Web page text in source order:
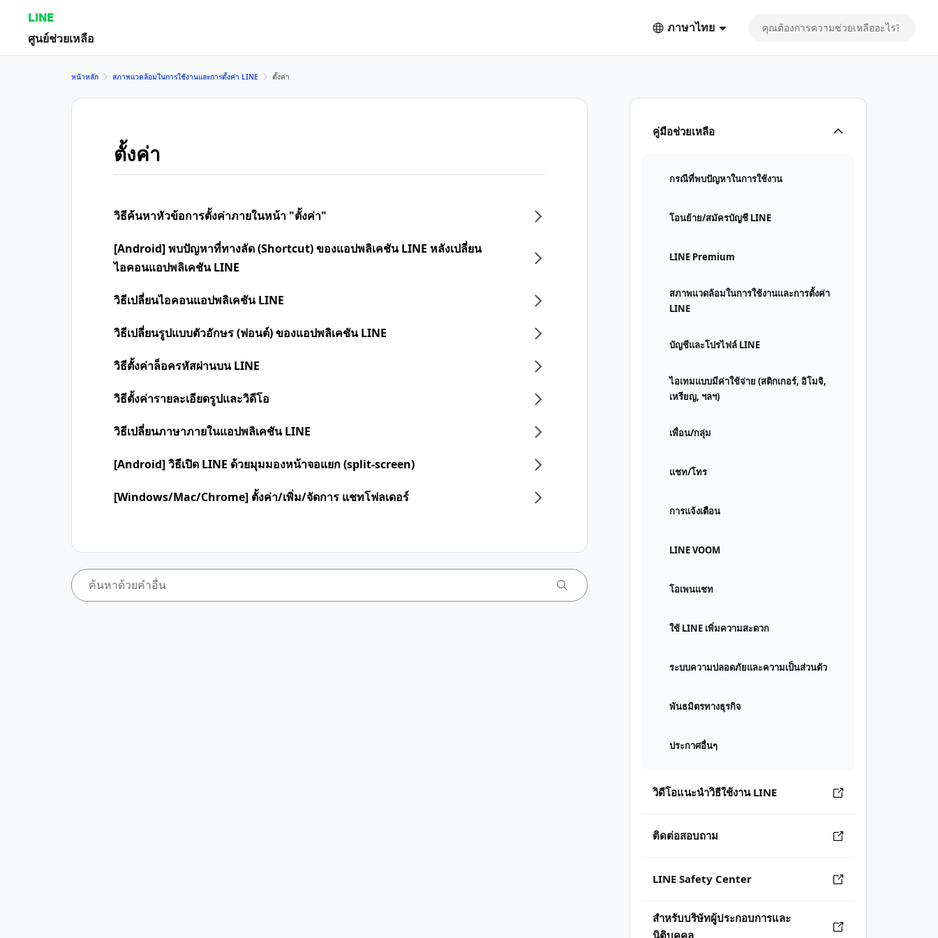
LINE
ศูนย์ช่วยเหลือ
ภาษาไทย
คู่มือช่วยเหลือ
กรณีที่พบปัญหาในการใช้งาน
โอนย้าย/สมัครบัญชี LINE
LINE Premium
สภาพแวดล้อมในการใช้งานและการตั้งค่า
LINE
บัญชีและโปรไฟล์ LINE
ไอเทมแบบมีค่าใช้จ่าย (สติกเกอร์, อิโมจิ,
เหรียญ, ฯลฯ)
เพื่อน/กลุ่ม
แชท/โทร
การแจ้งเตือน
LINE VOOM
โอเพนแชท
ใช้ LINE เพิ่มความสะดวก
ระบบความปลอดภัยและความเป็นส่วนตัว
พันธมิตรทางธุรกิจ
ประกาศอื่นๆ
วิดีโอแนะนำวิธีใช้งาน LINE
ติดต่อสอบถาม
LINE Safety Center
สำหรับบริษัทผู้ประกอบการและ
นิติบุคคล
หน้าหลัก สภาพแวดล้อมในการใช้งานและการตั้งค่า LINE ตั้งค่า
ตั้งค่า
วิธีค้นหาหัวข้อการตั้งค่าภายในหน้า "ตั้งค่า"
[Android] พบปัญหาที่ทางลัด (Shortcut) ของแอปพลิเคชัน LINE หลังเปลี่ยน
ไอคอนแอปพลิเคชัน LINE
วิธีเปลี่ยนไอคอนแอปพลิเคชัน LINE
วิธีเปลี่ยนรูปแบบตัวอักษร (ฟอนต์) ของแอปพลิเคชัน LINE
วิธีตั้งค่าล็อครหัสผ่านบน LINE
วิธีตั้งค่ารายละเอียดรูปและวิดีโอ
วิธีเปลี่ยนภาษาภายในแอปพลิเคชัน LINE
[Android] วิธีเปิด LINE ด้วยมุมมองหน้าจอแยก (split-screen)
[Windows/Mac/Chrome] ตั้งค่า/เพิ่ม/จัดการ แชทโฟลเดอร์